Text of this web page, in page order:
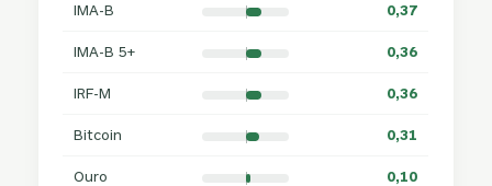
IMA-B 0,37
IMA-B 5+ 0,36
IRF-M 0,36
Bitcoin 0,31
Ouro 0,10